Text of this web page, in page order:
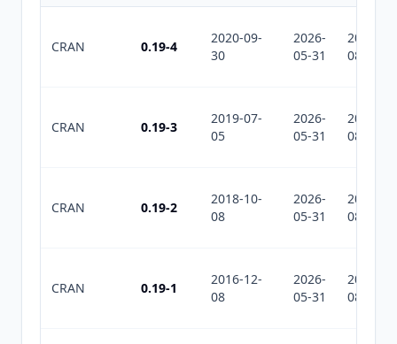
CRAN 0.19-4
2020-09-
30
2026-
05-31
2026-
08-08
CRAN 0.19-3
2019-07-
05
2026-
05-31
2026-
08-08
CRAN 0.19-2
2018-10-
08
2026-
05-31
2026-
08-08
CRAN 0.19-1
2016-12-
08
2026-
05-31
2026-
08-08